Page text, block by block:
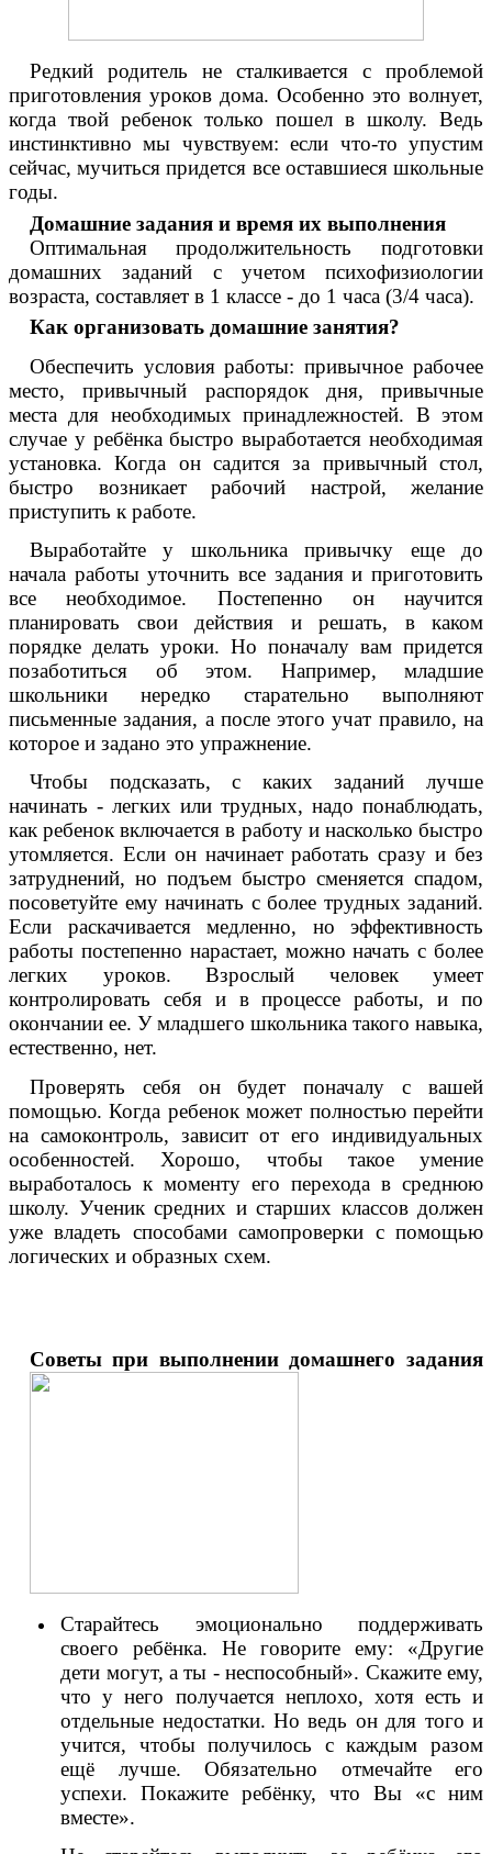
Редкий родитель не сталкивается с проблемой
приготовления уроков дома. Особенно это волнует,
когда твой ребенок только пошел в школу. Ведь
инстинктивно мы чувствуем: если что-то упустим
сейчас, мучиться придется все оставшиеся школьные
годы.
Домашние задания и время их выполнения
Оптимальная продолжительность подготовки
домашних заданий с учетом психофизиологии
возраста, составляет в 1 классе - до 1 часа (3/4 часа).
Как организовать домашние занятия?
Обеспечить условия работы: привычное рабочее
место, привычный распорядок дня, привычные
места для необходимых принадлежностей. В этом
случае у ребёнка быстро выработается необходимая
установка. Когда он садится за привычный стол,
быстро возникает рабочий настрой, желание
приступить к работе.
Выработайте у школьника привычку еще до
начала работы уточнить все задания и приготовить
все необходимое. Постепенно он научится
планировать свои действия и решать, в каком
порядке делать уроки. Но поначалу вам придется
позаботиться об этом. Например, младшие
школьники нередко старательно выполняют
письменные задания, а после этого учат правило, на
которое и задано это упражнение.
Чтобы подсказать, с каких заданий лучше
начинать - легких или трудных, надо понаблюдать,
как ребенок включается в работу и насколько быстро
утомляется. Если он начинает работать сразу и без
затруднений, но подъем быстро сменяется спадом,
посоветуйте ему начинать с более трудных заданий.
Если раскачивается медленно, но эффективность
работы постепенно нарастает, можно начать с более
легких уроков. Взрослый человек умеет
контролировать себя и в процессе работы, и по
окончании ее. У младшего школьника такого навыка,
естественно, нет.
Проверять себя он будет поначалу с вашей
помощью. Когда ребенок может полностью перейти
на самоконтроль, зависит от его индивидуальных
особенностей. Хорошо, чтобы такое умение
выработалось к моменту его перехода в среднюю
школу. Ученик средних и старших классов должен
уже владеть способами самопроверки с помощью
логических и образных схем.
Советы при выполнении домашнего задания
Старайтесь эмоционально поддерживать
своего ребёнка. Не говорите ему: «Другие
дети могут, а ты - неспособный». Скажите ему,
что у него получается неплохо, хотя есть и
отдельные недостатки. Но ведь он для того и
учится, чтобы получилось с каждым разом
ещё лучше. Обязательно отмечайте его
успехи. Покажите ребёнку, что Вы «с ним
вместе».